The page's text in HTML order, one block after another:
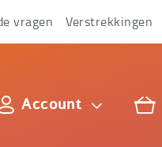
vragen Verstrekkingen
Account